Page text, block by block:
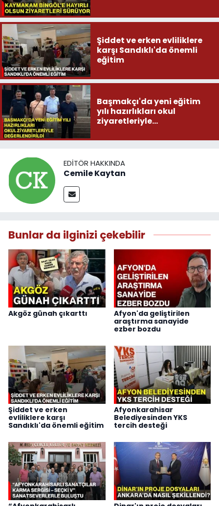
Şiddet ve erken evliliklere
karşı Sandıklı'da önemli
eğitim
Başmakçı'da yeni eğitim
yılı hazırlıkları okul
ziyaretleriyle
EDITÖR HAKKINDA
Cemile Kaytan
Bunlar da ilginizi çekebilir
Akgöz günah çıkarttı
Afyon'da geliştirilen
araştırma sanayide
ezber bozdu
Şiddet ve erken
evliliklere karşı
Sandıklı'da önemli eğitim
Afyonkarahisar
Belediyesinden YKS
tercih desteği